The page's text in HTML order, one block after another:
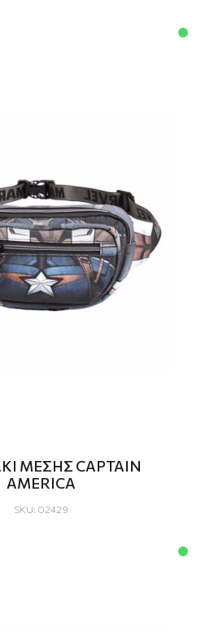
ΜΕΣΗΣ CAPTAIN
AMERICA
SKU: 02429